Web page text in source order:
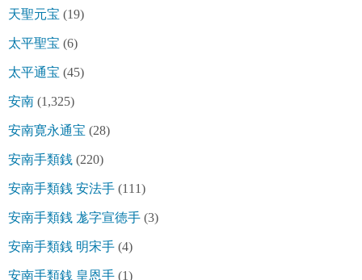
天聖元宝 (19)
太平聖宝 (6)
太平通宝 (45)
安南 (1,325)
安南寛永通宝 (28)
安南手類銭 (220)
安南手類銭 安法手 (111)
安南手類銭 尨字宣徳手 (3)
安南手類銭 明宋手 (4)
安南手類銭 皇恩手 (1)